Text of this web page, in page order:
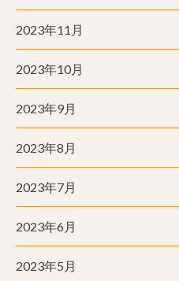
2023年11月
2023年10月
2023年9月
2023年8月
2023年7月
2023年6月
2023年5月